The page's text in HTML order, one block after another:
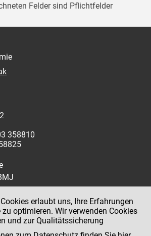
Felder sind Pflichtfelder
358810
erlaubt uns, Ihre Erfahrungen
optimieren. Wir verwenden Cookies
und zur Qualitätssicherung